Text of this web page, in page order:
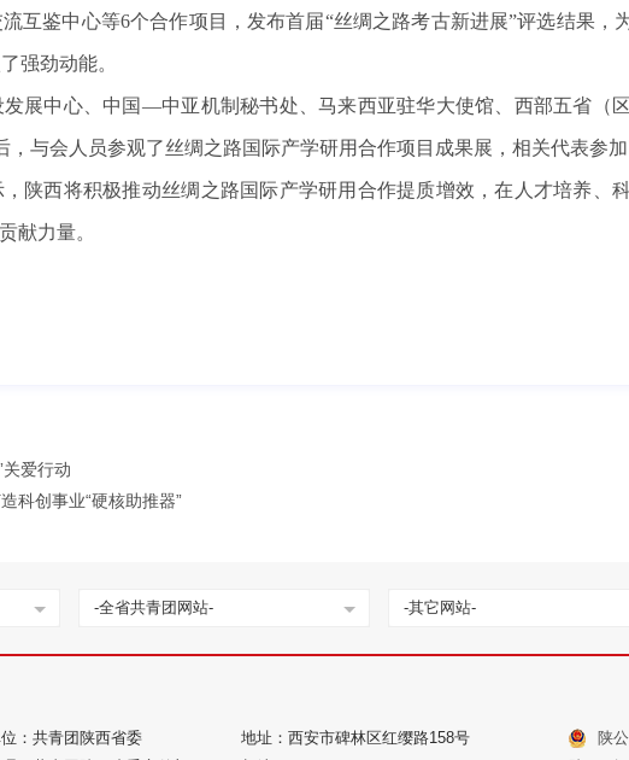
互鉴中心等6个合作项目，发布首届“丝绸之路考古新进展”评选结果，
强劲动能。
展中心、中国—中亚机制秘书处、马来西亚驻华大使馆、西部五省（
，与会人员参观了丝绸之路国际产学研用合作项目成果展，相关代表参
陕西将积极推动丝绸之路国际产学研用合作提质增效，在人才培养、
献力量。
关爱行动
科创事业“硬核助推器”
-全省共青团网站- -其它网站-
：共青团陕西省委 地址：西安市碑林区红缨路158号
陕